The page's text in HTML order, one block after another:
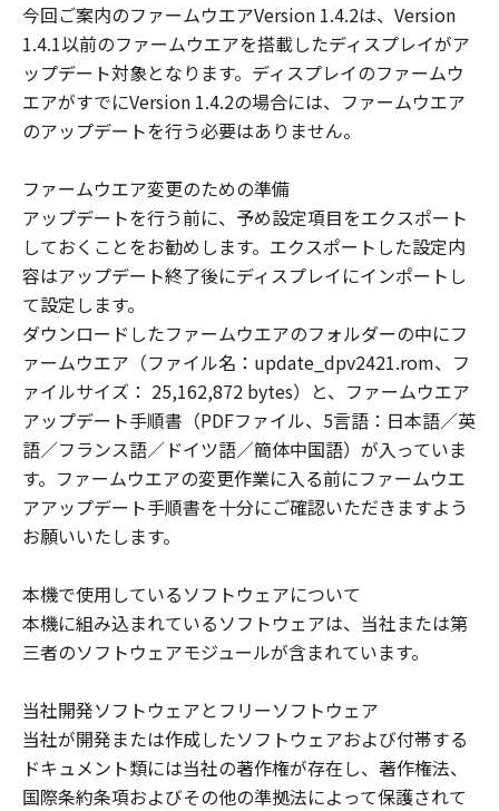
CORPORATION/430-1
Kobayashi, Fujikawa-cho,
Minamikoma-gun,
Yamanashi 400-0593,
Japan.
Software"とは、本契約書中
で定義される「本ソフトウ
ェア」を意味し、指し示す
ものとします。
分
離
可
能
性
本契約書のいずれかの条項またはその一
部が法律により無効であると決定された
場合でも、その他の条項は完全に有効に
存続するものとします。
以上
キヤノンファインテックニスカ株式会社
今回ご案内のファームウエアVersion 1.4.2は、Version
1.4.1以前のファームウエアを搭載したディスプレイがア
ップデート対象となります。ディスプレイのファームウ
エアがすでにVersion 1.4.2の場合には、ファームウエア
のアップデートを行う必要はありません。
ファームウエア変更のための準備
アップデートを行う前に、予め設定項目をエクスポート
しておくことをお勧めします。エクスポートした設定内
容はアップデート終了後にディスプレイにインポートし
て設定します。
ダウンロードしたファームウエアのフォルダーの中にフ
ァームウエア（ファイル名：update_dpv2421.rom、フ
ァイルサイズ： 25,162,872 bytes）と、ファームウエア
アップデート手順書（PDFファイル、5言語：日本語／英
語／フランス語／ドイツ語／簡体中国語）が入っていま
す。ファームウエアの変更作業に入る前にファームウエ
アアップデート手順書を十分にご確認いただきますよう
お願いいたします。
本機で使用しているソフトウェアについて
本機に組み込まれているソフトウェアは、当社または第
三者のソフトウェアモジュールが含まれています。
当社開発ソフトウェアとフリーソフトウェア
当社が開発または作成したソフトウェアおよび付帯する
ドキュメント類には当社の著作権が存在し、著作権法、
国際条約条項およびその他の準拠法によって保護されて